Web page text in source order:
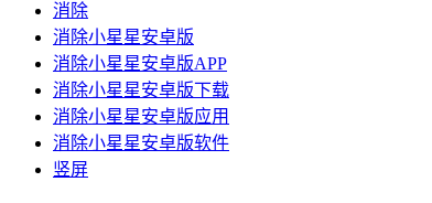
消除
消除小星星安卓版
消除小星星安卓版APP
消除小星星安卓版下载
消除小星星安卓版应用
消除小星星安卓版软件
竖屏